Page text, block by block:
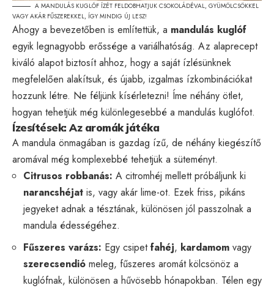
A MANDULÁS KUGLÓF ÍZÉT FELDOBHATJUK CSOKOLÁDÉVAL, GYÜMÖLCSÖKKEL
VAGY AKÁR FŰSZEREKKEL, ÍGY MINDIG ÚJ LESZ!
Ahogy a bevezetőben is említettük, a mandulás kuglóf
egyik legnagyobb erőssége a variálhatóság. Az alaprecept
kiváló alapot biztosít ahhoz, hogy a saját ízlésünknek
megfelelően alakítsuk, és újabb, izgalmas ízkombinációkat
hozzunk létre. Ne féljünk kísérletezni! Íme néhány ötlet,
hogyan tehetjük még különlegesebbé a mandulás kuglófot.
Ízesítések: Az aromák játéka
A mandula önmagában is gazdag ízű, de néhány kiegészítő
aromával még komplexebbé tehetjük a süteményt.
Citrusos robbanás: A citromhéj mellett próbáljunk ki
narancshéjat is, vagy akár lime-ot. Ezek friss, pikáns
jegyeket adnak a tésztának, különösen jól passzolnak a
mandula édességéhez.
Fűszeres varázs: Egy csipetfahéj, kardamom vagy
szerecsendió meleg, fűszeres aromát kölcsönöz a
kuglófnak, különösen a hűvösebb hónapokban. Télen egy